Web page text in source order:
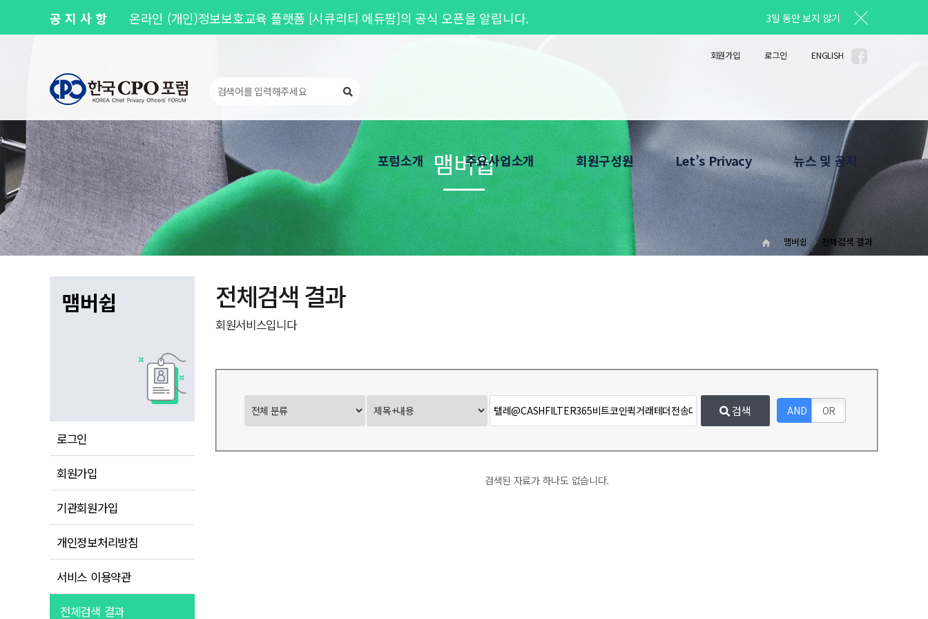
공지사항
온라인 (개인)정보보호교육 플랫폼 [시큐리티 에듀팜]의 공식 오픈을 알립니다.
제143차 Privacy Round Up 안내
[공지] 사무국 이전 및 신규 주소 안내
[공지] 사무국 이전에 따른 업무 일시 중단 안내 (07월 27일~28일)
3일 동안 보지 않기
회원가입 로그인 ENGLISH
포럼소개
인사말
연혁
한국CPO포럼은
주요사업소개
Privacy Round UP
개인정보보호 심포지엄
회원 워크샵
회원구성원
회원가입 안내
회원기관 소개
Let’s Privacy
Privacy Column
사진자료
HOT LINE
뉴스 및 공지
공지사항
Privacy News
News Letter
맴버쉽 전체검색 결과
맴버쉽
로그인
회원가입
기관회원가입
개인정보처리방침
서비스 이용약관
전체검색 결과
전체검색 결과
회원서비스입니다
검색 AND OR
검색된 자료가 하나도 없습니다.